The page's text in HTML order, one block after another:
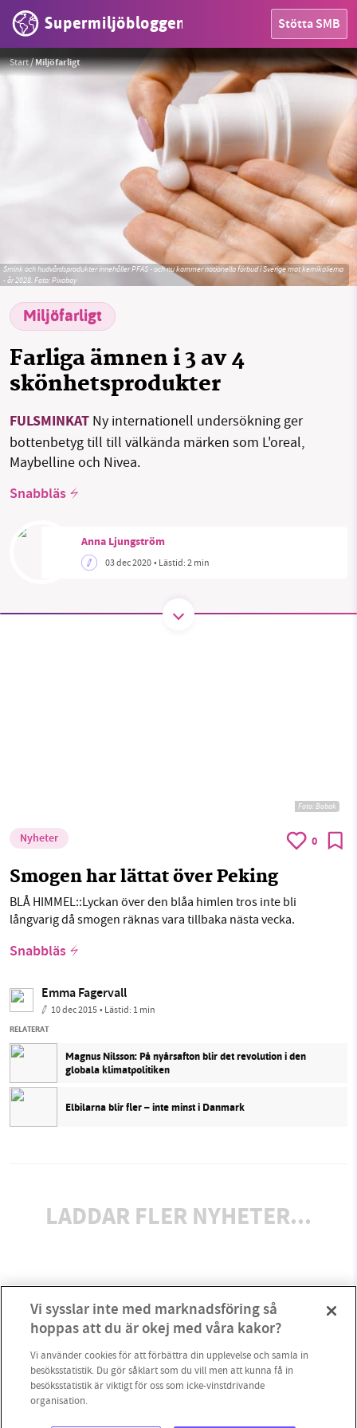
Supermiljöbloggen Stötta SMB
HEM
Sparade inlägg Tipsa oss
Instagram BlueSky
Threads
Start/Miljöfarligt
Miljöfarligt
Farliga ämnen i 3 av 4
skönhetsprodukter
FULSMINKAT Ny internationell undersökning ger
bottenbetyg till till välkända märken som L'oreal,
Maybelline och Nivea.
Snabbläs
Anna Ljungström
03 dec 2020• Lästid:2 min
Smink och hudvårdsprodukter innehåller PFAS - och nu kommer nationella förbud i Sverige mot kemikalierna
- år 2028. Foto:Pixabay
Foto:Bobak
Nyheter 0
Smogen har lättat över Peking
BLÅ HIMMEL::Lyckan över den blåa himlen tros inte bli
långvarig då smogen räknas vara tillbaka nästa vecka.
Snabbläs
Emma Fagervall
10 dec 2015• Lästid: 1 min
RELATERAT
Magnus Nilsson: På nyårsafton blir det revolution i den
globala klimatpolitiken
Elbilarna blir fler – inte minst i Danmark
LADDAR FLER NYHETER...
SMB kämpar för en hållbar framtid. Sedan
starten 2010 har vår ideella redaktion drivit
miljödebatten framåt genom
nyhetsbevakning och granskningar. Nu vill vi
utveckla vårt arbete – och vi hoppas att du
Stötta vårt arbete genom att swisha en slant till
Vi sysslar inte med marknadsföring så
hoppas att du är okej med våra kakor?
Vi använder cookies för att förbättra din upplevelse och samla in
besöksstatistik. Du gör såklart som du vill men att kunna få in
besöksstatistik är viktigt för oss som icke-vinstdrivande
organisation.